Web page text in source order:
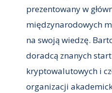
prezentowany w
międzynarodowych
na swoją wiedzę.
doradcą znanych
kryptowalutowych i
organizacji